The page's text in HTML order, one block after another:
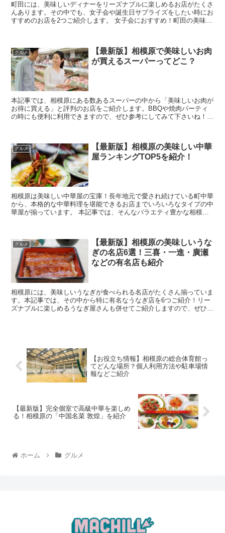
町田には、美味しいディナーをリーズナブルに楽しめるお店がたくさ
んあります。その中でも、女子会や誕生日サプライズをしたい時にお
すすめのお店を2つご紹介します。 女子会におすすめ！町田の美味し
グルメ
【最新版】相模原で美味しいお肉
が買えるスーパーってどこ？
本記事では、相模原にある数あるスーパーの中から「美味しいお肉が
お得に買える」と評判のお店をご紹介します。BBQや焼肉パーティ
の時にも便利に利用できますので、ぜひ参考にしてみて下さいね！
グルメ
【最新版】相模原の美味しい中華
屋ランキングTOP5を紹介！
相模原は美味しい中華屋の宝庫！長年地元で愛され続けている町中華
から、本格的な中華料理を堪能できるお店までいろいろなタイプの中
華屋が揃っています。 本記事では、そんなバラエティ豊かな相模原
グルメ
【最新版】相模原の美味しいうな
ぎの名店6選！三喜・一進・廣瀬
などの有名店も紹介
相模原には、美味しいうなぎが食べられる名店がたくさん揃っていま
す。本記事では、その中から特に有名なうなぎ店を6つご紹介！リー
ズナブルに楽しめるうなぎ屋さんも併せてご紹介しますので、ぜひチ
【お役立ち情報】相模原の総合体育館っ
てどんな場所？個人利用方法や駐車場情
報などご紹介
【最新版】完全個室で高級中華を楽しめ
る！相模原の「中国名菜 敦煌」を紹介
ホーム グルメ